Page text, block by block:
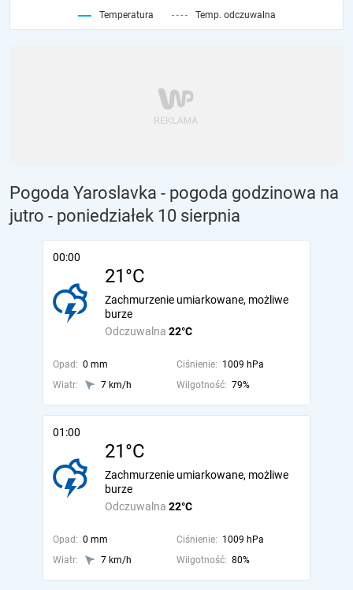
Temperatura Temp. odczuwalna
Pogoda Yaroslavka - pogoda godzinowa na
jutro - poniedziałek 10 sierpnia
00:00
21°C
Odczuwalna 22°C
Zachmurzenie umiarkowane, możliwe
burze
Opad: 0 mm Ciśnienie: 1009 hPa
Wiatr:
7 km/h Wilgotność: 79%
01:00
21°C
Odczuwalna 22°C
Zachmurzenie umiarkowane, możliwe
burze
Opad: 0 mm Ciśnienie: 1009 hPa
Wiatr:
7 km/h Wilgotność: 80%